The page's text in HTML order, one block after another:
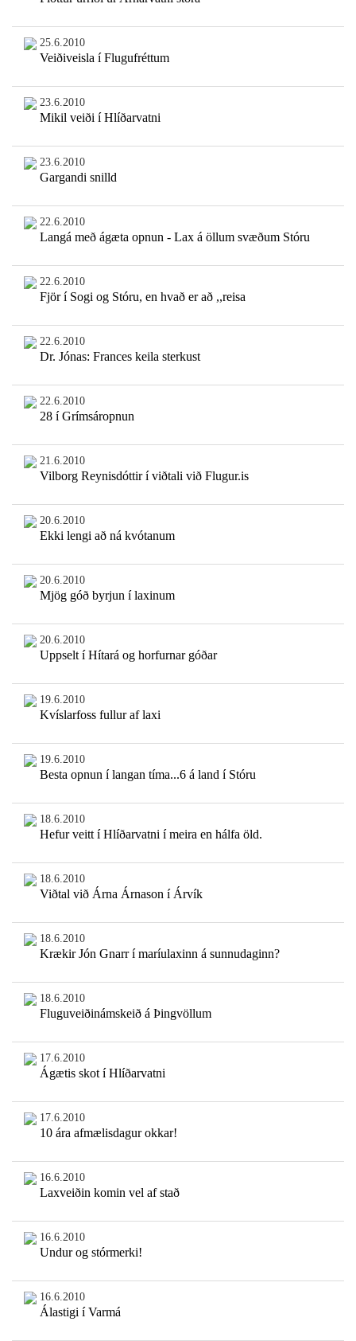
25.6.2010
Veiðiveisla í Flugufréttum
23.6.2010
Mikil veiði í Hlíðarvatni
23.6.2010
Gargandi snilld
22.6.2010
Langá með ágæta opnun - Lax á öllum svæðum Stóru
22.6.2010
Fjör í Sogi og Stóru, en hvað er að ,,reisa
22.6.2010
Dr. Jónas: Frances keila sterkust
22.6.2010
28 í Grímsáropnun
21.6.2010
Vilborg Reynisdóttir í viðtali við Flugur.is
20.6.2010
Ekki lengi að ná kvótanum
20.6.2010
Mjög góð byrjun í laxinum
20.6.2010
Uppselt í Hítará og horfurnar góðar
19.6.2010
Kvíslarfoss fullur af laxi
19.6.2010
Besta opnun í langan tíma...6 á land í Stóru
18.6.2010
Hefur veitt í Hlíðarvatni í meira en hálfa öld.
18.6.2010
Viðtal við Árna Árnason í Árvík
18.6.2010
Krækir Jón Gnarr í maríulaxinn á sunnudaginn?
18.6.2010
Fluguveiðinámskeið á Þingvöllum
17.6.2010
Ágætis skot í Hlíðarvatni
17.6.2010
10 ára afmælisdagur okkar!
16.6.2010
Laxveiðin komin vel af stað
16.6.2010
Undur og stórmerki!
16.6.2010
Álastigi í Varmá